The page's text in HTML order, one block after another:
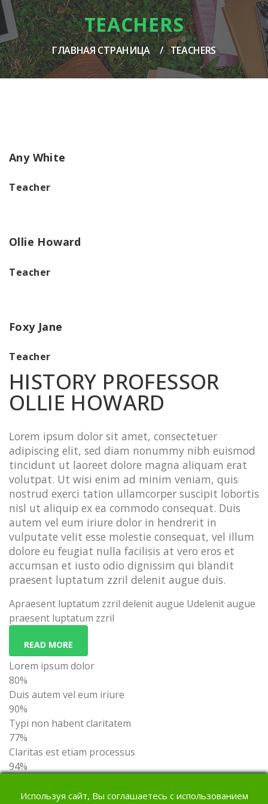
TEACHERS
ГЛАВНАЯ СТРАНИЦА TEACHERS
Any White
Teacher
Ollie Howard
Teacher
Foxy Jane
Teacher
HISTORY PROFESSOR
OLLIE HOWARD
Lorem ipsum dolor sit amet, consectetuer
adipiscing elit, sed diam nonummy nibh euismod
tincidunt ut laoreet dolore magna aliquam erat
volutpat. Ut wisi enim ad minim veniam, quis
nostrud exerci tation ullamcorper suscipit lobortis
nisl ut aliquip ex ea commodo consequat. Duis
autem vel eum iriure dolor in hendrerit in
vulputate velit esse molestie consequat, vel illum
dolore eu feugiat nulla facilisis at vero eros et
accumsan et iusto odio dignissim qui blandit
praesent luptatum zzril delenit augue duis.
Apraesent luptatum zzril delenit augue Udelenit augue
praesent luptatum zzril
READ MORE
Lorem ipsum dolor
80%
Duis autem vel eum iriure
90%
Typi non habent claritatem
77%
Claritas est etiam processus
94%
94%Используя сайт, Вы соглашаетесь с использованием